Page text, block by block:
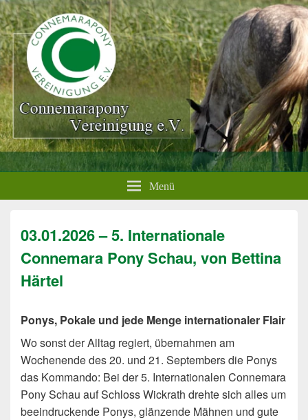
Menü
03.01.2026 – 5. Internationale
Connemara Pony Schau, von Bettina
Härtel
Ponys, Pokale und jede Menge internationaler Flair
Wo sonst der Alltag regiert, übernahmen am
Wochenende des 20. und 21. Septembers die Ponys
das Kommando: Bei der 5. Internationalen Connemara
Pony Schau auf Schloss Wickrath drehte sich alles um
beeindruckende Ponys, glänzende Mähnen und gute